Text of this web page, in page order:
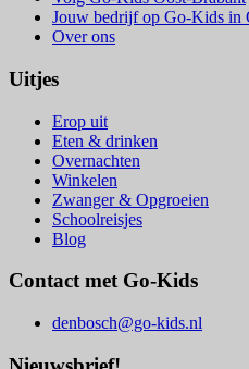
Jouw bedrijf op Go-Kids in
Over ons
Uitjes
Erop uit
Eten & drinken
Overnachten
Winkelen
Zwanger & Opgroeien
Schoolreisjes
Blog
Contact met Go-Kids
denbosch@go-kids.nl